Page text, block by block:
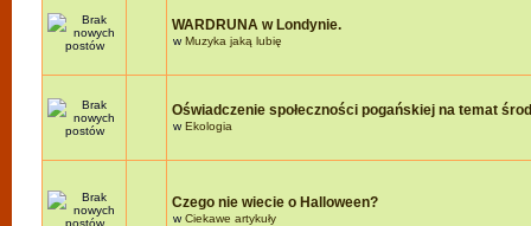
WARDRUNA w Londynie.
wMuzyka jaką lubię
Oświadczenie społeczności pogańskiej na temat
wEkologia
Czego nie wiecie o Halloween?
wCiekawe artykuły